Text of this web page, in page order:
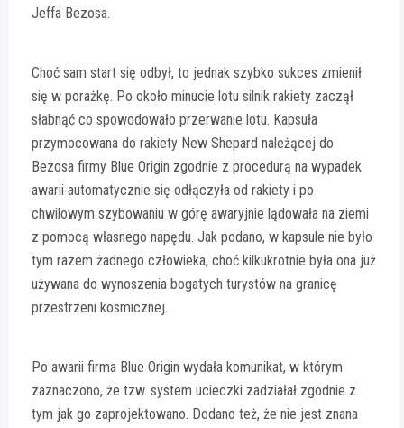
Jeffa Bezosa.
Choć sam start się odbył, to jednak szybko sukces zmienił
się w porażkę. Po około minucie lotu silnik rakiety zaczął
słabnąć co spowodowało przerwanie lotu. Kapsuła
przymocowana do rakiety New Shepard należącej do
Bezosa firmy Blue Origin zgodnie z procedurą na wypadek
awarii automatycznie się odłączyła od rakiety i po
chwilowym szybowaniu w górę awaryjnie lądowała na ziemi
z pomocą własnego napędu. Jak podano, w kapsule nie było
tym razem żadnego człowieka, choć kilkukrotnie była ona już
używana do wynoszenia bogatych turystów na granicę
przestrzeni kosmicznej.
Po awarii firma Blue Origin wydała komunikat, w którym
zaznaczono, że tzw. system ucieczki zadziałał zgodnie z
tym jak go zaprojektowano. Dodano też, że nie jest znana